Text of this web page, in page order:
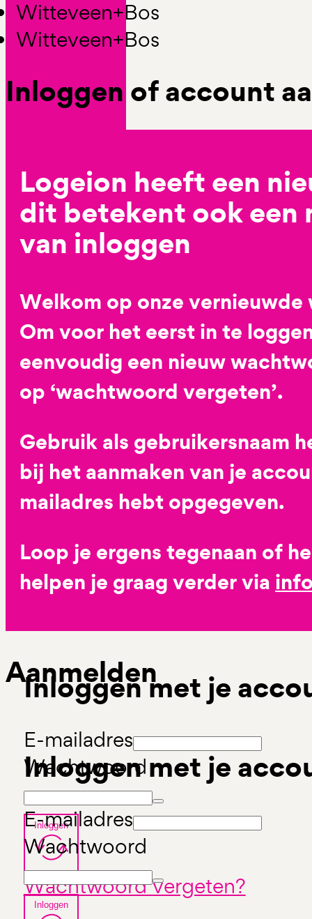
Witteveen+Bos
Witteveen+Bos
Inloggen of account
Logeion heeft een
dit betekent ook een
van inloggen
Welkom op onze vernieuwde
Om voor het eerst in te
eenvoudig een nieuw
op ‘wachtwoord vergeten’.
Gebruik als gebruikersnaam
bij het aanmaken van je
mailadres hebt opgegeven.
Loop je ergens tegenaan of
helpen je graag verder via
Inloggen met je
E-mailadres
Wachtwoord
Inloggen
Wachtwoord vergeten?
Aanmelden
Inloggen met je
E-mailadres
Wachtwoord
Inloggen